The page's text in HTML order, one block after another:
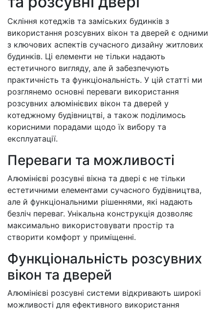
Скління котеджів та заміських будинків з
використання розсувних вікон та дверей є одними
з ключових аспектів сучасного дизайну житлових
будинків. Ці елементи не тільки надають
естетичного вигляду, але й забезпечують
практичність та функціональність. У цій статті ми
розглянемо основні переваги використання
розсувних алюмінієвих вікон та дверей у
котеджному будівництві, а також поділимось
корисними порадами щодо їх вибору та
експлуатації.
Переваги та можливості
Алюмінієві розсувні вікна та двері є не тільки
естетичними елементами сучасного будівництва,
але й функціональними рішеннями, які надають
безліч переваг. Унікальна конструкція дозволяє
максимально використовувати простір та
створити комфорт у приміщенні.
Функціональність розсувних
вікон та дверей
Алюмінієві розсувні системи відкривають широкі
можливості для ефективного використання